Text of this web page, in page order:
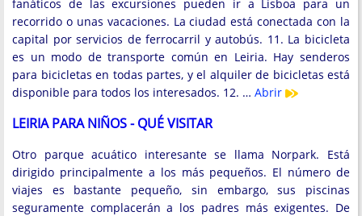
fanáticos de las excursiones pueden ir a Lisboa para un
recorrido o unas vacaciones. La ciudad está conectada con la
capital por servicios de ferrocarril y autobús. 11. La bicicleta
es un modo de transporte común en Leiria. Hay senderos
para bicicletas en todas partes, y el alquiler de bicicletas está
disponible para todos los interesados. 12. … Abrir
LEIRIA PARA NIÑOS - QUÉ VISITAR
Otro parque acuático interesante se llama Norpark. Está
dirigido principalmente a los más pequeños. El número de
viajes es bastante pequeño, sin embargo, sus piscinas
seguramente complacerán a los padres más exigentes. De